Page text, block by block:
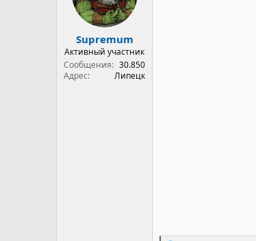
Supremum
Активный участник
Сообщения
30.850
Адрес
Липецк